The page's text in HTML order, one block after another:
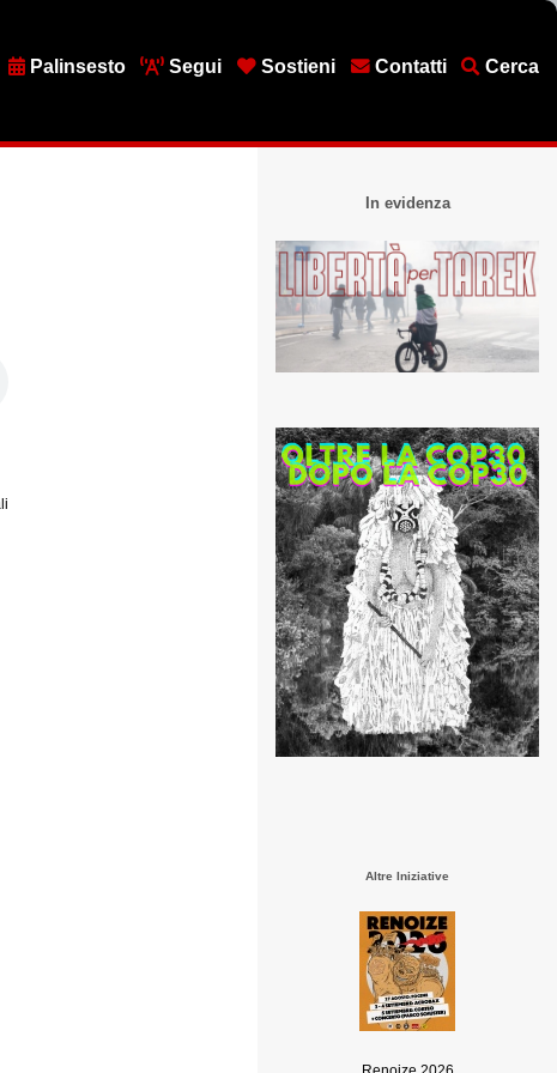
Palinsesto Segui Sostieni Contatti Cerca
In evidenza
Altre Iniziative